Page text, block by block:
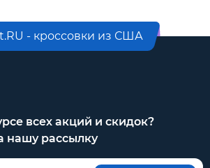
- кроссовки из США
всех акций и скидок?
нашу рассылку